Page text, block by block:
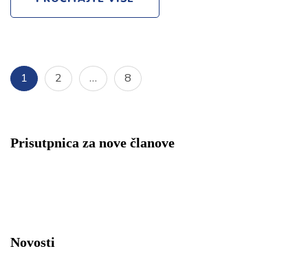
Posts
Page
1 Page
2 … Page
8
Prisutpnica za nove članove
Novosti